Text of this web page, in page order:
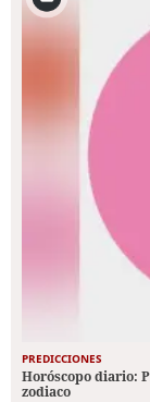
PREDICCIONES
Horóscopo diario:
zodiaco